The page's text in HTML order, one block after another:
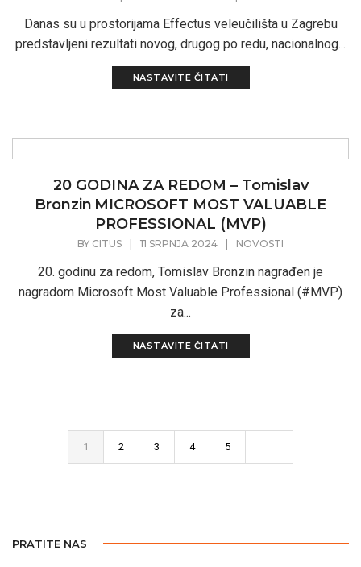
Danas su u prostorijama Effectus veleučilišta u Zagrebu
predstavljeni rezultati novog, drugog po redu, nacionalnog...
NASTAVITE ČITATI
20 GODINA ZA REDOM – Tomislav
Bronzin MICROSOFT MOST VALUABLE
PROFESSIONAL (MVP)
BY CITUS 11 SRPNJA 2024 NOVOSTI
20. godinu za redom, Tomislav Bronzin nagrađen je
nagradom Microsoft Most Valuable Professional (#MVP)
za...
NASTAVITE ČITATI
1 2 3 4 5
PRATITE NAS